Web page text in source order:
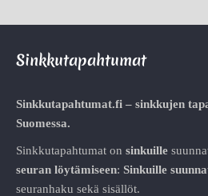
Sinkkutapahtumat
Sinkkutapahtumat.fi – sinkkujen
Suomessa.
Sinkkutapahtumat on sinkuille
seuran löytämiseen: Sinkuille
seuranhaku sekä sisällöt.